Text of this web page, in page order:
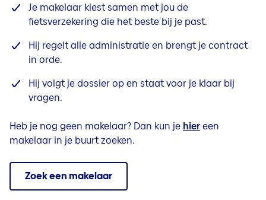
Je makelaar kiest samen met jou de
fietsverzekering die het beste bij je past.
Hij regelt alle administratie en brengt je contract
in orde.
Hij volgt je dossier op en staat voor je klaar bij
vragen.
Heb je nog geen makelaar? Dan kun je hiereen
makelaar in je buurt zoeken.
Zoek een makelaar